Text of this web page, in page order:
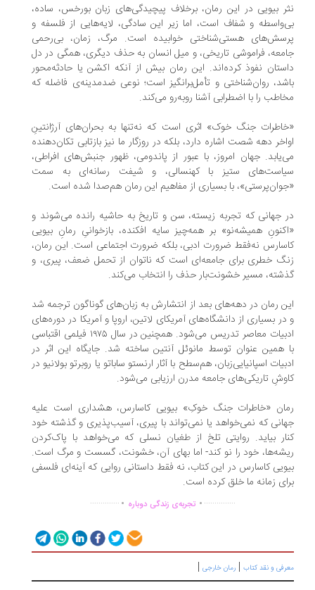
بیویی در این رمان، برخلاف پیچیدگی‌های زبان بورخس، ساده،
و شفاف است، اما زیر این سادگی، لایه‌هایی از فلسفه و
هستی‌شناختی خوابیده است. مرگ، زمان، بی‌رحمی
فراموشی تاریخی، و میل انسان به حذف دیگری، همگی در دل
نفوذ کرده‌اند. این رمان بیش از آنکه اکشن یا حادثه‌محور
روان‌شناختی و تأمل‌برانگیز است؛ نوعی ضدمدینه‌ی فاضله که
را با اضطرابی آشنا روبه‌رو می‌کند.
جنگ خوک» اثری است که نه‌تنها به بحران‌های آرژانتینِ
دهه‌ شصت اشاره دارد، بلکه در روزگار ما نیز بازتابی تکان‌دهنده
جهان امروز، با عبور از پاندومی، ظهور جنبش‌های افراطی،
ستیز با کهنسالی، و شیفت رسانه‌ای به سمت
با بسیاری از مفاهیم این رمان هم‌صدا شده است.
جهانی که تجربه‌ زیسته، سن و تاریخ به حاشیه رانده می‌شوند و
همیشه‌نو» بر همه‌چیز سایه افکنده، بازخوانیِ رمانِ بیویی
نه‌فقط ضرورت ادبی، بلکه ضرورت اجتماعی است. این رمان،
خطری برای جامعه‌ای است که ناتوان از تحمل ضعف، پیری، و
مسیر خشونت‌بار حذف را انتخاب می‌کند.
رمان در دهه‌های بعد از انتشارش به زبان‌های گوناگون ترجمه شد
بسیاری از دانشگاه‌های آمریکای لاتین، اروپا و آمریکا در دوره‌های
ادبیات معاصر تدریس می‌شود. همچنین در سال ۱۹۷۵ فیلمی اقتباسی
همین عنوان توسط مانوئل آنتین ساخته شد. جایگاه این اثر در
اسپانیایی‌زبان، هم‌سطح با آثار ارنستو ساباتو یا روبرتو بولانیو در
تاریکی‌های جامعه مدرن ارزیابی می‌شود.
«خاطرات جنگ خوکِ» بیویی کاسارس، هشداری است علیه
که نمی‌خواهد یا نمی‌تواند با پیری، آسیب‌پذیری و گذشته‌ خود
بیاید. روایتی تلخ از طغیان نسلی که می‌خواهد با پاک‌کردن
خود را نو کند- اما بهای آن، خشونت، گسست و مرگ است.
کاسارس در این کتاب، نه فقط داستانی روایی که آینه‌ای فلسفی
زمانه‌ ما خلق کرده است.
...............
. تجربه‌ی زندگی دوباره.
..............
و نقد کتاب|رمان خارجی|